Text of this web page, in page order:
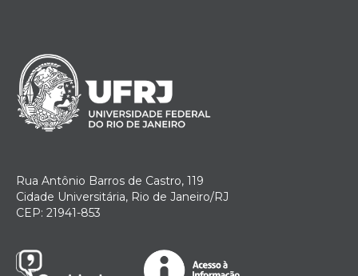
Rua Antônio Barros de Castro, 119
Cidade Universitária, Rio de Janeiro/RJ
CEP: 21941-853